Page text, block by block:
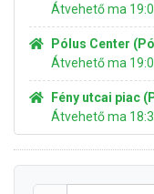
Átvehető ma
Pólus Center
Átvehető ma
Fény utcai piac
Átvehető ma